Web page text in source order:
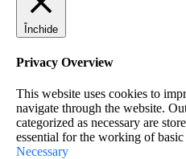
Închide
Privacy Overview
This website uses cookies to
navigate through the website.
categorized as necessary are
essential for the working of
Necessary